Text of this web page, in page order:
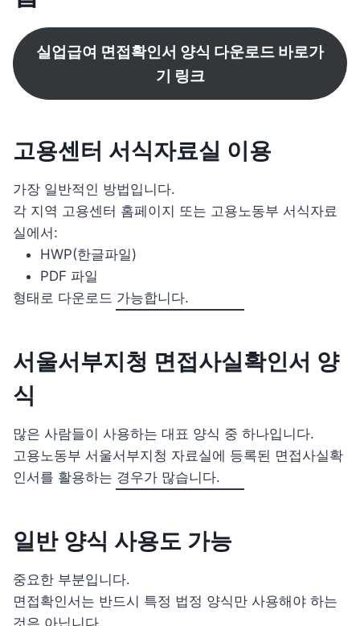
실업급여 면접확인서 양식 다운로드 바로가
기 링크
고용센터 서식자료실 이용
가장 일반적인 방법입니다.
각 지역 고용센터 홈페이지 또는 고용노동부 서식자료
실에서:
HWP(한글파일)
PDF 파일
형태로 다운로드 가능합니다.
서울서부지청 면접사실확인서 양
식
많은 사람들이 사용하는 대표 양식 중 하나입니다.
고용노동부 서울서부지청 자료실에 등록된 면접사실확
인서를 활용하는 경우가 많습니다.
일반 양식 사용도 가능
중요한 부분입니다.
면접확인서는 반드시 특정 법정 양식만 사용해야 하는
것은 아닙니다.